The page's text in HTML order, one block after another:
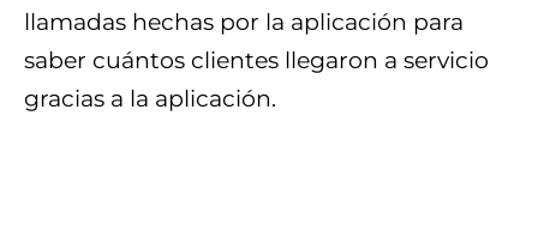
llamadas hechas por la aplicación para
saber cuántos clientes llegaron a servicio
gracias a la aplicación.